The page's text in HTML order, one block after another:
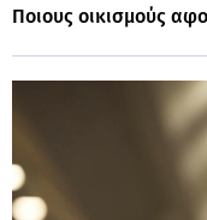
Ποιους οικισμούς